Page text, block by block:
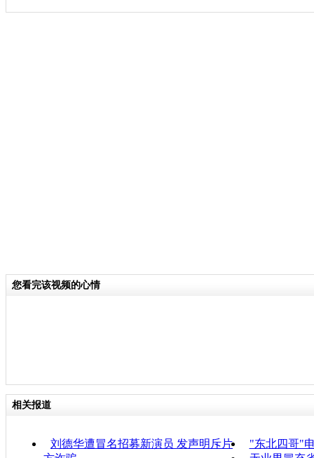
您看完该视频的心情
相关报道
刘德华遭冒名招募新演员 发声明斥片
"东北四哥"